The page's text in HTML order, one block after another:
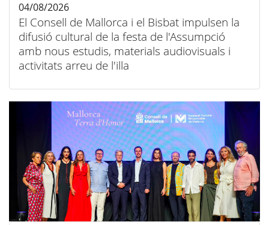
El Consell de Mallorca i el Bisbat impulsen la
difusió cultural de la festa de l'Assumpció
amb nous estudis, materials audiovisuals i
activitats arreu de l'illa
04/08/2026